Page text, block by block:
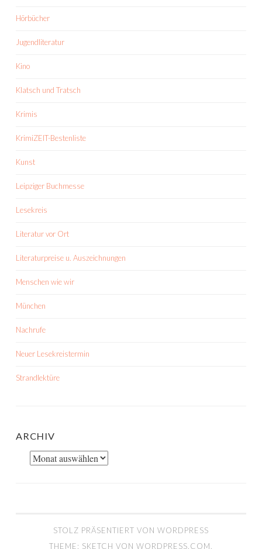
Hörbücher
Jugendliteratur
Kino
Klatsch und Tratsch
Krimis
KrimiZEIT-Bestenliste
Kunst
Leipziger Buchmesse
Lesekreis
Literatur vor Ort
Literaturpreise u. Auszeichnungen
Menschen wie wir
München
Nachrufe
Neuer Lesekreistermin
Strandlektüre
ARCHIV
Archiv
STOLZ PRÄSENTIERT VON WORDPRESS
THEME: SKETCH VON WORDPRESS.COM